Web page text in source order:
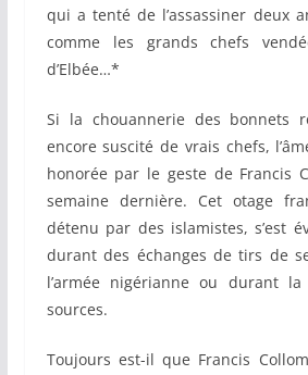
qui a tenté de l’assassiner deux
comme les grands chefs
d’Elbée…*
Si la chouannerie des bonnets
encore suscité de vrais chefs,
honorée par le geste de Francis
semaine dernière. Cet otage
détenu par des islamistes, s’est
durant des échanges de tirs de
l’armée nigérianne ou durant
sources.
Toujours est-il que Francis